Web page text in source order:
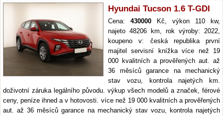
Hyundai Tucson 1.6 T-GDI
Cena: 430000 Kč, výkon 110 kw,
najeto 48206 km, rok výroby: 2022,
koupeno v: česká republika první
majitel servisní knížka více než 19
000 kvalitních a prověřených aut. až
36 měsíců garance na mechanický
stav vozu, kontrola najetých km.
doživotní záruka legálního původu. výkup všech modelů a značek, férové
ceny, peníze ihned a v hotovosti. více než 19 000 kvalitních a prověřených
aut. až 36 měsíců garance na mechanický stav vozu, kontrola najetých